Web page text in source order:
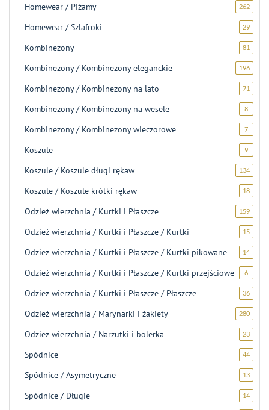
Homewear / Piżamy 262262
Homewear / Szlafroki 2929
Kombinezony 81
Kombinezony / Kombinezony eleganckie 196196
Kombinezony / Kombinezony na lato 71
Kombinezony / Kombinezony na wesele 88
Kombinezony / Kombinezony wieczorowe 77
Koszule 99
Koszule / Koszule długi rękaw 134134
Koszule / Koszule krótki rękaw 1818
Odzież wierzchnia / Kurtki i Płaszcze 159159
Odzież wierzchnia / Kurtki i Płaszcze / Kurtki 1515
Odzież wierzchnia / Kurtki i Płaszcze / Kurtki pikowane 1414
Odzież wierzchnia / Kurtki i Płaszcze / Kurtki przejściowe 66
Odzież wierzchnia / Kurtki i Płaszcze / Płaszcze 3636
Odzież wierzchnia / Marynarki i żakiety 280280
Odzież wierzchnia / Narzutki i bolerka 2323
Spódnice 4444
Spódnice / Asymetryczne 1313
Spódnice / Długie 1414